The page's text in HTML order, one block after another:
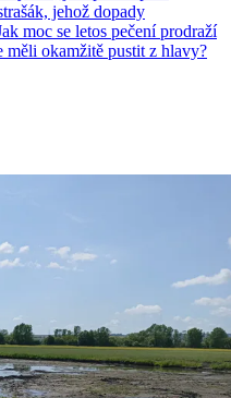
jehož dopady
moc se letos pečení prodraží
měli okamžitě pustit z hlavy?